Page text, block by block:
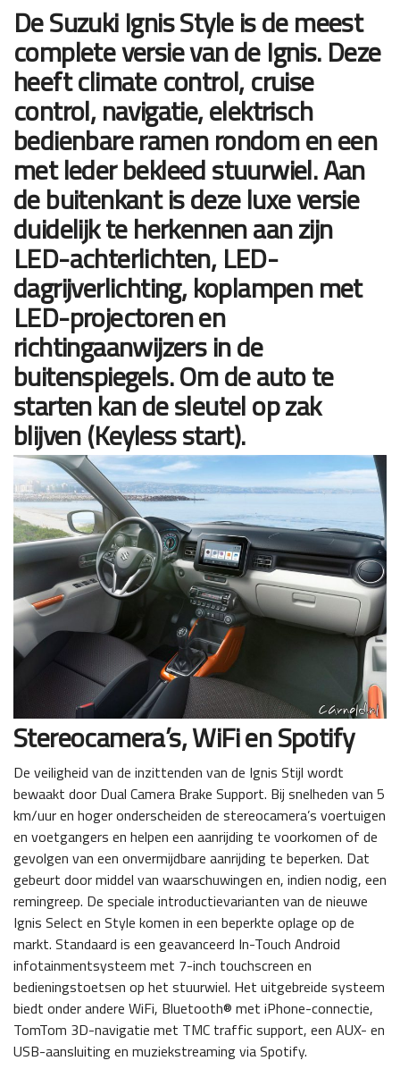
De Suzuki Ignis Style is de meest
complete versie van de Ignis. Deze
heeft climate control, cruise
control, navigatie, elektrisch
bedienbare ramen rondom en een
met leder bekleed stuurwiel. Aan
de buitenkant is deze luxe versie
duidelijk te herkennen aan zijn
LED-achterlichten, LED-
dagrijverlichting, koplampen met
LED-projectoren en
richtingaanwijzers in de
buitenspiegels. Om de auto te
starten kan de sleutel op zak
blijven (Keyless start).
Stereocamera’s, WiFi en Spotify
De veiligheid van de inzittenden van de Ignis Stijl wordt
bewaakt door Dual Camera Brake Support. Bij snelheden van 5
km/uur en hoger onderscheiden de stereocamera’s voertuigen
en voetgangers en helpen een aanrijding te voorkomen of de
gevolgen van een onvermijdbare aanrijding te beperken. Dat
gebeurt door middel van waarschuwingen en, indien nodig, een
remingreep. De speciale introductievarianten van de nieuwe
Ignis Select en Style komen in een beperkte oplage op de
markt. Standaard is een geavanceerd In-Touch Android
infotainmentsysteem met 7-inch touchscreen en
bedieningstoetsen op het stuurwiel. Het uitgebreide systeem
biedt onder andere WiFi, Bluetooth® met iPhone-connectie,
TomTom 3D-navigatie met TMC traffic support, een AUX- en
USB-aansluiting en muziekstreaming via Spotify.